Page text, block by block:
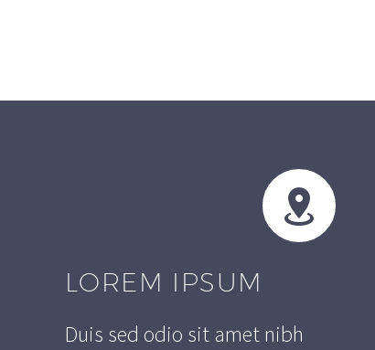


LOREM IPSUM
Duis sed odio sit amet nibh